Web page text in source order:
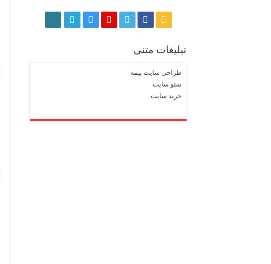
تبلیغات متنی
طراحی سایت بیمه
سئو سایت
خرید سایت